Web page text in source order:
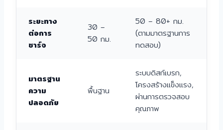
ระยะทาง
ต่อการ
ชาร์จ
30 –
50 กม.
50 – 80+ กม.
(ตามมาตรฐานการ
ทดสอบ)
มาตรฐาน
ความ
ปลอดภัย
พื้นฐาน
ระบบดิสก์เบรก,
โครงสร้างแข็งแรง,
ผ่านการตรวจสอบ
คุณภาพ